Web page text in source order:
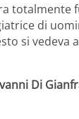
totalmente
di
si vedeva
Di